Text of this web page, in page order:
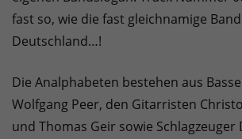
fast so, wie die fast gleichnamige
Deutschland…!
Die Analphabeten bestehen aus
Wolfgang Peer, den Gitarristen
und Thomas Geir sowie Schlagzeuger